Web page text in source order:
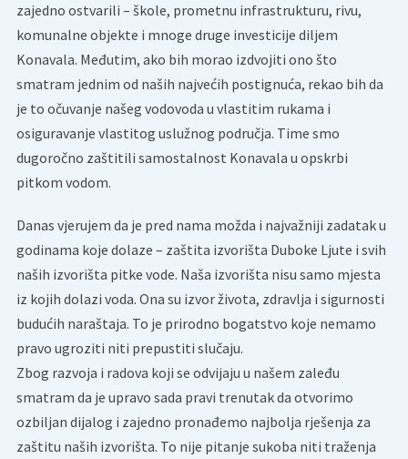
zajedno ostvarili – škole, prometnu infrastrukturu, rivu,
komunalne objekte i mnoge druge investicije diljem
Konavala. Međutim, ako bih morao izdvojiti ono što
smatram jednim od naših najvećih postignuća, rekao bih da
je to očuvanje našeg vodovoda u vlastitim rukama i
osiguravanje vlastitog uslužnog područja. Time smo
dugoročno zaštitili samostalnost Konavala u opskrbi
pitkom vodom.
Danas vjerujem da je pred nama možda i najvažniji zadatak u
godinama koje dolaze – zaštita izvorišta Duboke Ljute i svih
naših izvorišta pitke vode. Naša izvorišta nisu samo mjesta
iz kojih dolazi voda. Ona su izvor života, zdravlja i sigurnosti
budućih naraštaja. To je prirodno bogatstvo koje nemamo
pravo ugroziti niti prepustiti slučaju.
Zbog razvoja i radova koji se odvijaju u našem zaleđu
smatram da je upravo sada pravi trenutak da otvorimo
ozbiljan dijalog i zajedno pronađemo najbolja rješenja za
zaštitu naših izvorišta. To nije pitanje sukoba niti traženja